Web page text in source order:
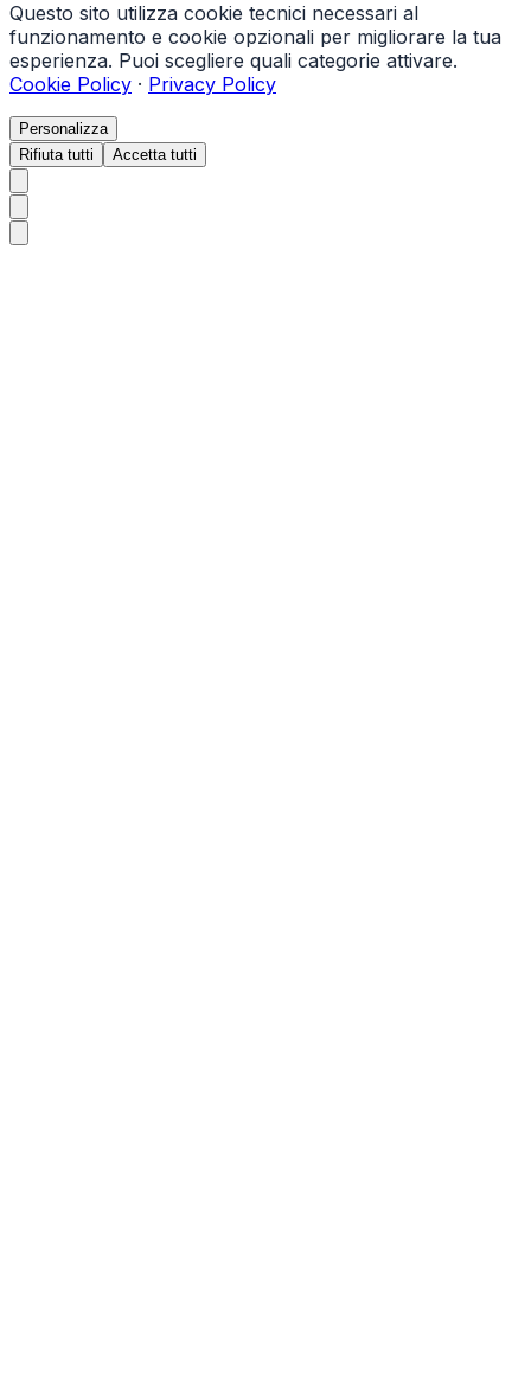
Questo sito utilizza cookie tecnici necessari al
funzionamento e cookie opzionali per migliorare la tua
esperienza. Puoi scegliere quali categorie attivare.
Cookie Policy · Privacy Policy
Personalizza
Rifiuta tutti
Accetta tutti